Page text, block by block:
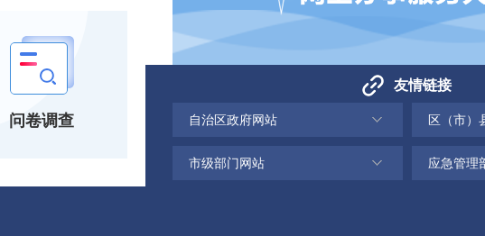
问卷调查
友情链接
自治区政府网站 区（市）
市级部门网站 应急管理